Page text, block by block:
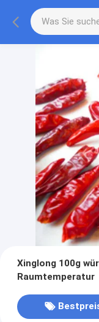
Xinglong 100g
Raumtemperatur